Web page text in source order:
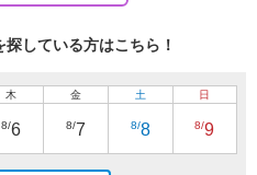
している方はこちら！
木
8/6
金
8/7
土
8/8
日
8/9